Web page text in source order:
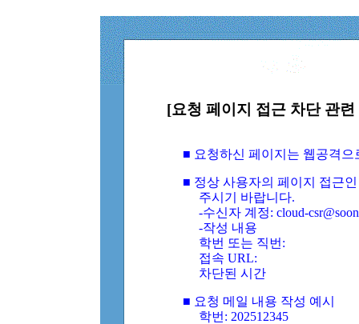
[요청 페이지 접근 차단 관
■ 요청하신 페이지는 웹공격
■ 정상 사용자의 페이지 접근
주시기 바랍니다.
-수신자 계정: cloud-
-작성 내용
학번 또는 직번:
접속 URL:
차단된 시간
■ 요청 메일 내용 작성 예시
학번: 202512345